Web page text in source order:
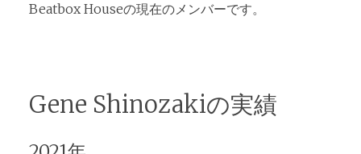
Beatbox Houseの現在のメンバーです。
Gene Shinozakiの実績